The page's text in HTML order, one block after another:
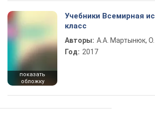
показать
обложку
Учебники Всемирная
класс
Авторы: А.А. Мартынюк, О.
Год: 2017